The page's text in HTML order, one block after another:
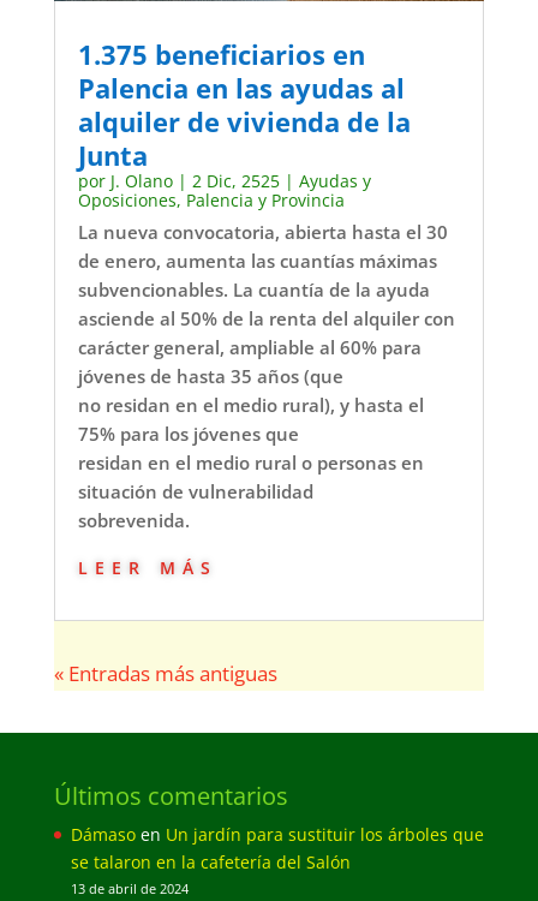
1.375 beneficiarios en
Palencia en las ayudas al
alquiler de vivienda de la
Junta
por J. Olano| 2 Dic, 2525| Ayudas y
Oposiciones, Palencia y Provincia
La nueva convocatoria, abierta hasta el 30
de enero, aumenta las cuantías máximas
subvencionables. La cuantía de la ayuda
asciende al 50% de la renta del alquiler con
carácter general, ampliable al 60% para
jóvenes de hasta 35 años (que
no residan en el medio rural), y hasta el
75% para los jóvenes que
residan en el medio rural o personas en
situación de vulnerabilidad
sobrevenida.
leer más
« Entradas más antiguas
Últimos comentarios
Dámasoen Un jardín para sustituir los árboles que
se talaron en la cafetería del Salón
13 de abril de 2024